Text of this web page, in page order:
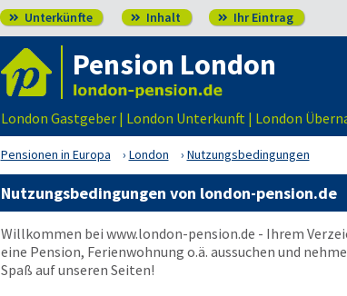
 Unterkünfte  Inhalt  Ihr Eintrag
Pension London
London Gastgeber | London Unterkunft | London
Pensionen in Europa London Nutzungsbedingungen
Nutzungsbedingungen von london-pension.de
Willkommen bei www.london-pension.de - Ihrem
eine Pension, Ferienwohnung o.ä. aussuchen und
Spaß auf unseren Seiten!